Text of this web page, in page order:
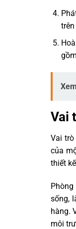
Vai
Vai
của
thiết
sống,
hàng.
môi